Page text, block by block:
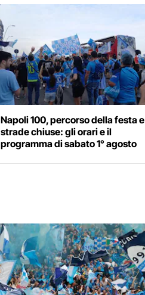
Napoli 100, percorso della festa e
strade chiuse: gli orari e il
programma di sabato 1° agosto